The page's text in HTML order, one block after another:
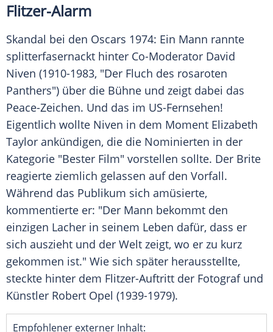
Flitzer-Alarm
Skandal bei den Oscars 1974: Ein Mann rannte
splitterfasernackt hinter Co-Moderator David
Niven (1910-1983, "Der Fluch des rosaroten
Panthers") über die Bühne und zeigt dabei das
Peace-Zeichen. Und das im US-Fernsehen!
Eigentlich wollte Niven in dem Moment Elizabeth
Taylor ankündigen, die die Nominierten in der
Kategorie "Bester Film" vorstellen sollte. Der Brite
reagierte ziemlich gelassen auf den Vorfall.
Während das Publikum sich amüsierte,
kommentierte er: "Der Mann bekommt den
einzigen Lacher in seinem Leben dafür, dass er
sich auszieht und der Welt zeigt, wo er zu kurz
gekommen ist." Wie sich später herausstellte,
steckte hinter dem Flitzer-Auftritt der Fotograf und
Künstler Robert Opel (1939-1979).
Empfohlener externer Inhalt: